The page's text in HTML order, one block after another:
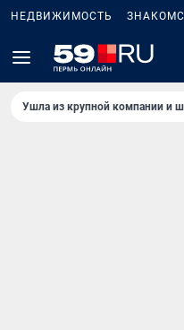
НЕДВИЖИМОСТЬ
Ушла из крупной компании и